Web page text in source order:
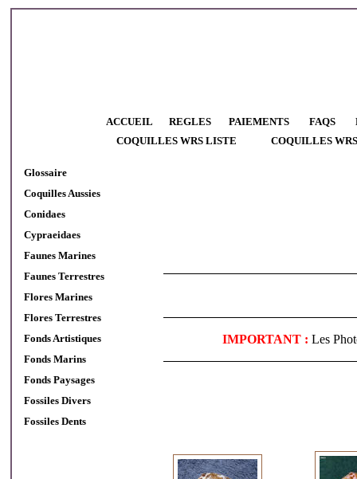
ACCUEIL REGLES PAIEMENTS FAQS
COQUILLES WRS LISTE
COQUILLES
Glossaire
Coquilles Aussies
Conidaes
Cypraeidaes
Faunes Marines
Faunes Terrestres
Flores Marines
Flores Terrestres
Fonds Artistiques
Fonds Marins
Fonds Paysages
Fossiles Divers
Fossiles Dents
IMPORTANT : Les